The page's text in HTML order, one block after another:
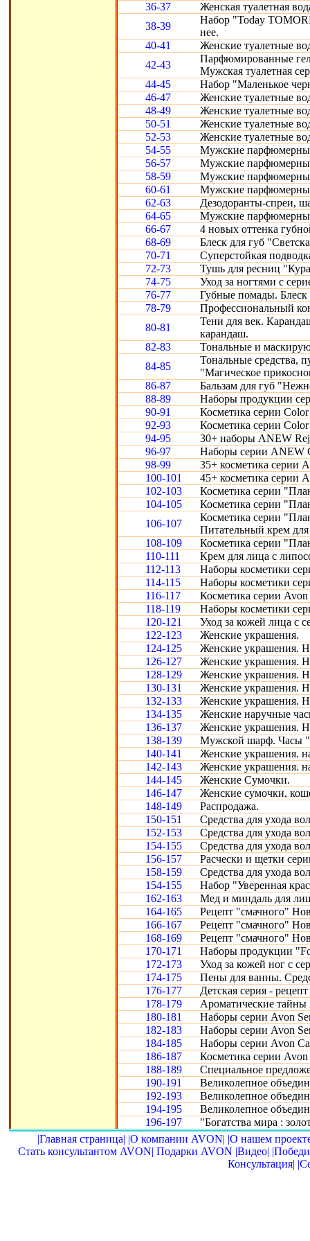
36-37
Женская туалетная
38-39
Набор "Today
нее.
40-41
Женские туалетные
42-43
Парфюмированные
Мужская туалетная
44-45
Набор "Маленькое
46-47
Женские туалетные
48-49
Женские туалетные
50-51
Женские туалетные
52-53
Женские туалетные
54-55
Мужские
56-57
Мужские
58-59
Мужские
60-61
Мужские
62-63
Дезодоранты-спреи,
64-65
Мужские
66-67
4 новых оттенка
68-69
Блеск для губ
70-71
Суперстойкая
72-73
Тушь для ресниц
74-75
Уход за ногтями с
76-77
Губные помады. Блеск
78-79
Профессиональный
80-81
Тени для век.
карандаш.
82-83
Тональные и
84-85
Тональные средства,
"Магическое
86-87
Бальзам для губ
88-89
Наборы продукции
90-91
Косметика серии
92-93
Косметика серии
94-95
30+ наборы ANEW
96-97
Наборы серии ANEW
98-99
35+ косметика серии
100-101
45+ косметика серии
102-103
Косметика серии
104-105
Косметика серии
106-107
Косметика серии
Питательный крем для
108-109
Косметика серии
110-111
Крем для лица с
112-113
Наборы косметики
114-115
Наборы косметики
116-117
Косметика серии Avon
118-119
Наборы косметики
120-121
Уход за кожей лица с
122-123
Женские украшения.
124-125
Женские украшения.
126-127
Женские украшения.
128-129
Женские украшения.
130-131
Женские украшения.
132-133
Женские украшения.
134-135
Женские наручные
136-137
Женские украшения.
138-139
Мужской шарф. Часы
140-141
Женские украшения.
142-143
Женские украшения.
144-145
Женские Сумочки.
146-147
Женские сумочки,
148-149
Распродажа.
150-151
Средства для ухода
152-153
Средства для ухода
154-155
Средства для ухода
156-157
Расчески и щетки
158-159
Средства для ухода
154-155
Набор "Уверенная
162-163
Мед и миндаль для
164-165
Рецепт "смачного"
166-167
Рецепт "смачного"
168-169
Рецепт "смачного"
170-171
Наборы продукции
172-173
Уход за кожей ног с
174-175
Пены для ванны.
176-177
Детская серия -
178-179
Ароматические тайны
180-181
Наборы серии Avon
182-183
Наборы серии Avon
184-185
Наборы серии Avon
186-187
Косметика серии Avon
188-189
Специальное
190-191
Великолепное
192-193
Великолепное
194-195
Великолепное
196-197
"Богатства мира :
|Главная страница| |О компании AVON| |О нашем
Стать консультантом AVON| Подарки AVON |Видео|
Консультация|